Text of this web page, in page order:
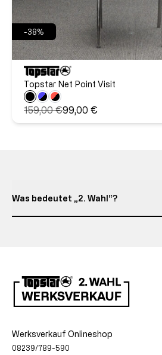
-38%
Topstar Net Point Visit
159,00 €99,00 €
Was bedeutet „2. Wahl“?
Werksverkauf Onlineshop
08239/789-590